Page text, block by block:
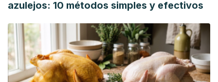
azulejos: 10 métodos simples y efectivos